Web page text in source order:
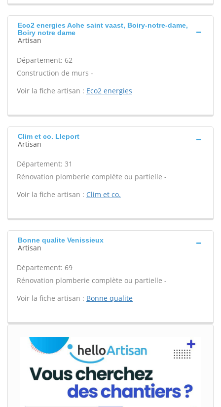
Eco2 energies Ache saint vaast, Boiry-notre-dame,
Boiry notre dame
Artisan
Département: 62
Construction de murs -
Voir la fiche artisan : Eco2 energies
Clim et co. Lleport
Artisan
Département: 31
Rénovation plomberie complète ou partielle -
Voir la fiche artisan : Clim et co.
Bonne qualite Venissieux
Artisan
Département: 69
Rénovation plomberie complète ou partielle -
Voir la fiche artisan : Bonne qualite